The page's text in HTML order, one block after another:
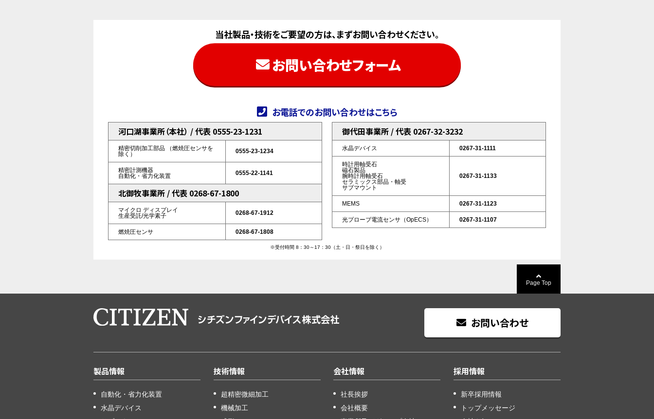
当社製品・技術をご要望の方は、まずお問い合わせください。
お問い合わせフォーム
お電話でのお問い合わせはこちら
河口湖事業所（本社） / 代表 0555-23-1231
精密切削加工部品 （燃焼圧センサを
除く）
0555-23-1234
精密計測機器
自動化・省力化装置
0555-22-1141
北御牧事業所 / 代表 0268-67-1800
マイクロ ディスプレイ
生産受託/光学素子
0268-67-1912
燃焼圧センサ 0268-67-1808
御代田事業所 / 代表 0267-32-3232
水晶デバイス 0267-31-1111
時計用軸受石
磁石製品
腕時計用軸受石
セラミックス部品・軸受
サブマウント
0267-31-1133
MEMS 0267-31-1123
光プローブ電流センサ（OpECS） 0267-31-1107
※受付時間 8：30～17：30（土・日・祭日を除く）
Page Top
お問い合わせ
製品情報
自動化・省力化装置
水晶デバイス
技術情報
超精密微細加工
機械加工
会社情報
社長挨拶
会社概要
採用情報
新卒採用情報
トップメッセージ